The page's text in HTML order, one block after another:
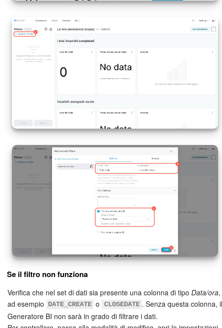
Se il filtro non funziona
Verifica che nel set di dati sia presente una colonna di tipo Data/ora,
ad esempio
DATE_CREATE o CLOSEDATE . Senza questa colonna, il
Generatore BI non sarà in grado di filtrare i dati.